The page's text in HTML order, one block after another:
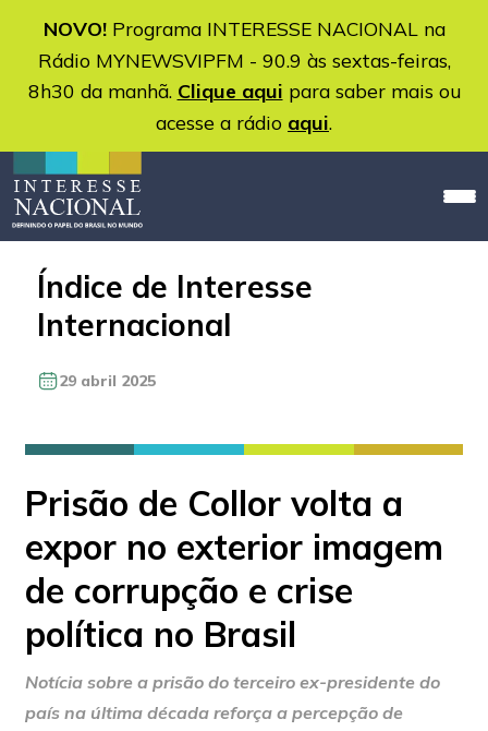
NOVO!Programa INTERESSE NACIONAL na
Rádio MYNEWSVIPFM - 90.9 às sextas-feiras,
8h30 da manhã. Clique aqui para saber mais ou
acesse a rádio aqui.
Índice de Interesse
Internacional
29 abril 2025
Prisão de Collor volta a
expor no exterior imagem
de corrupção e crise
política no Brasil
Notícia sobre a prisão do terceiro ex-presidente do
país na última década reforça a percepção de